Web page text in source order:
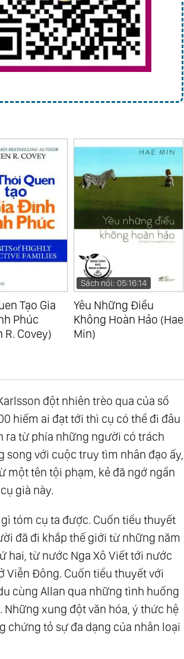
Tạo Gia
Phúc
R. Covey)
Sách nói: 05:16:14
Yêu Những Điều
Không Hoàn Hảo (Hae
Min)
đột nhiên trèo qua của sổ
hiếm ai đạt tới thì cụ có thể đi đâu
ra từ phía những người có trách
với cuộc truy tìm nhân đạo ấy,
một tên tội phạm, kẻ đã ngớ ngẩn
già này.
tóm cụ ta được. Cuốn tiểu thuyết
đã đi khắp thế giới từ những năm
hai, từ nước Nga Xô Viết tới nước
Viễn Đông. Cuốn tiểu thuyết với
cùng Allan qua những tình huống
xung đột văn hóa, ý thức hệ
chứng tỏ sự đa dạng của nhân loại